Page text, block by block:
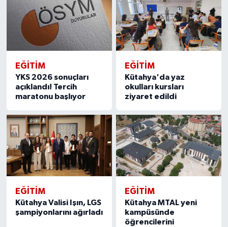
EĞITIM
YKS 2026 sonuçları
açıklandı! Tercih
maratonu başlıyor
EĞITIM
Kütahya'da yaz
okulları kursları
ziyaret edildi
EĞITIM
Kütahya Valisi Işın, LGS
şampiyonlarını ağırladı
EĞITIM
Kütahya MTAL yeni
kampüsünde
öğrencilerini